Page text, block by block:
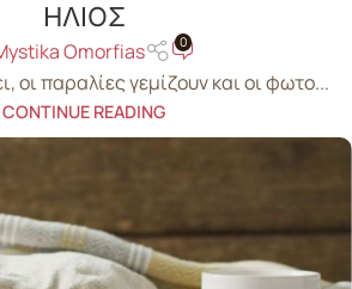
ΗΛΙΟΣ
Omorfias 0
οι παραλίες γεμίζουν και οι φωτο...
CONTINUE READING